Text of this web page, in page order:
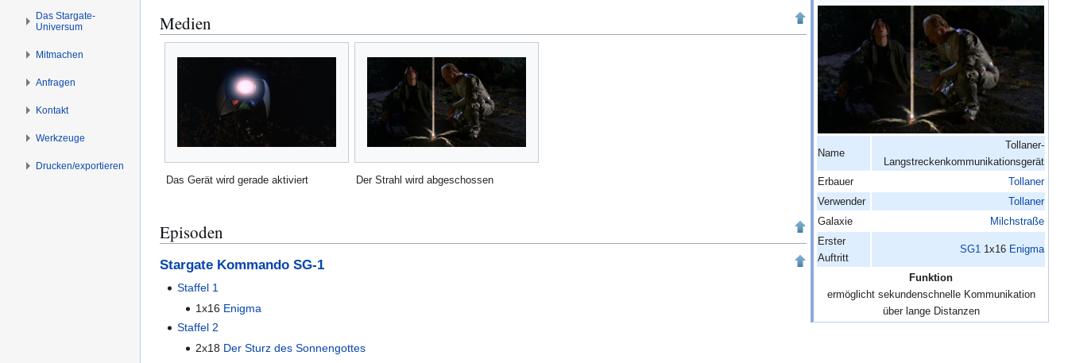
s
p
g
e
Name
Tollaner-
Langstreckenkommunikationsgerät
Erbauer
Tollaner
Verwender
Tollaner
Galaxie
Milchstraße
Erster
Auftritt
SG1 1x16 Enigma
Funktion
ermöglicht sekundenschnelle Kommunikation
über lange Distanzen
Medien
Das Gerät wird gerade aktiviert Der Strahl wird abgeschossen
Episoden
Stargate Kommando SG-1
Staffel 1
1x16 Enigma
Staffel 2
2x18 Der Sturz des Sonnengottes
Das Stargate-
Universum
Mitmachen
Anfragen
Kontakt
Werkzeuge
Drucken/­exportieren